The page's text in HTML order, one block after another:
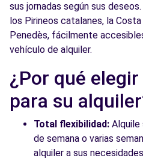
sus jornadas según sus
los Pirineos catalanes, la
Penedès, fácilmente
vehículo de alquiler.
¿Por qué
para su
Total flexibilidad: Alquile
de semana o varias
alquiler a sus